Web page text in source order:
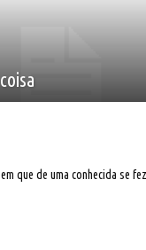
que de uma conhecida se